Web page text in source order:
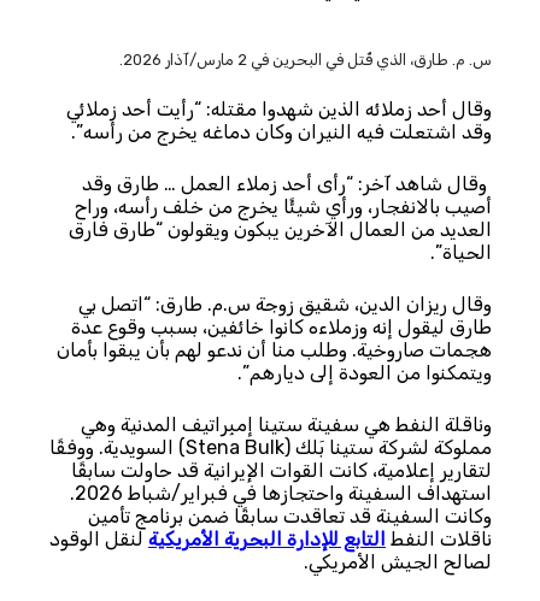
س. م. طارق، الذي قُتل في البحرين في 2 مارس/آذار 2026.
وقال أحد زملائه الذين شهدوا مقتله: “رأيت أحد زملائي
وقد اشتعلت فيه النيران وكان دماغه يخرج من رأسه”.
وقال شاهد آخر: “رأى أحد زملاء العمل … طارق وقد
أصيب بالانفجار، ورأي شيئًا يخرج من خلف رأسه، وراح
العديد من العمال الآخرين يبكون ويقولون “طارق فارق
الحياة”.
وقال ريزان الدين، شقيق زوجة س.م. طارق: “اتصل بي
طارق ليقول إنه وزملاءه كانوا خائفين، بسبب وقوع عدة
هجمات صاروخية. وطلب منا أن ندعو لهم بأن يبقوا بأمان
ويتمكنوا من العودة إلى ديارهم”.
وناقلة النفط هي سفينة ستينا إمبِراتيف المدنية وهي
مملوكة لشركة ستينا بَلك (Stena Bulk) السويدية. ووفقًا
لتقارير إعلامية، كانت القوات الإيرانية قد حاولت سابقًا
استهداف السفينة واحتجازها في فبراير/شباط 2026.
وكانت السفينة قد تعاقدت سابقًا ضمن برنامج تأمين
ناقلات النفط التابع للإدارة البحرية الأمريكية لنقل الوقود
لصالح الجيش الأمريكي.